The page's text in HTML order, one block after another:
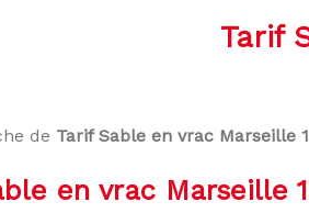
Tarif
de Tarif Sable en vrac Marseille
en vrac Marseille